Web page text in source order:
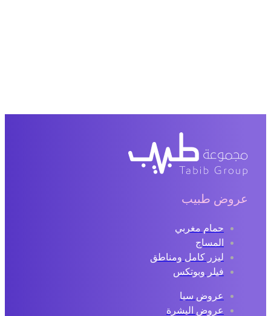
عروض طبيب
حمام مغربي
المساج
ليزر كامل ومناطق
فيلر وبوتكس
عروض سبا
عروض البشرة